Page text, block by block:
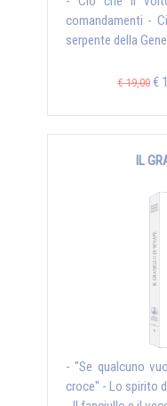
comandamenti -
serpente della
€ 19,00 €
IL
- "Se qualcuno
croce" - Lo spirito